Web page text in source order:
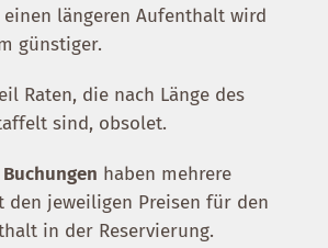
längeren Aufenthalt wird
günstiger.
Raten, die nach Länge des
sind, obsolet.
haben mehrere
den jeweiligen Preisen für den
in der Reservierung.